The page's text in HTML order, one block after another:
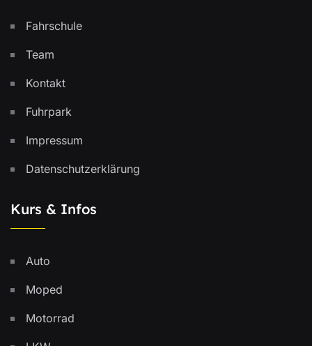
Fahrschule
Team
Kontakt
Fuhrpark
Impressum
Datenschutzerklärung
Kurs & Infos
Auto
Moped
Motorrad